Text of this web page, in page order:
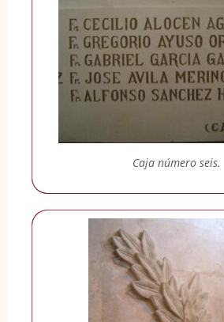
Caja número seis.